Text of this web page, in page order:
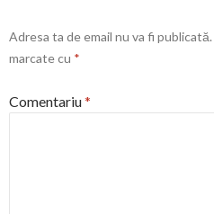
Adresa ta de email nu va fi publicată.
marcate cu *
Comentariu*